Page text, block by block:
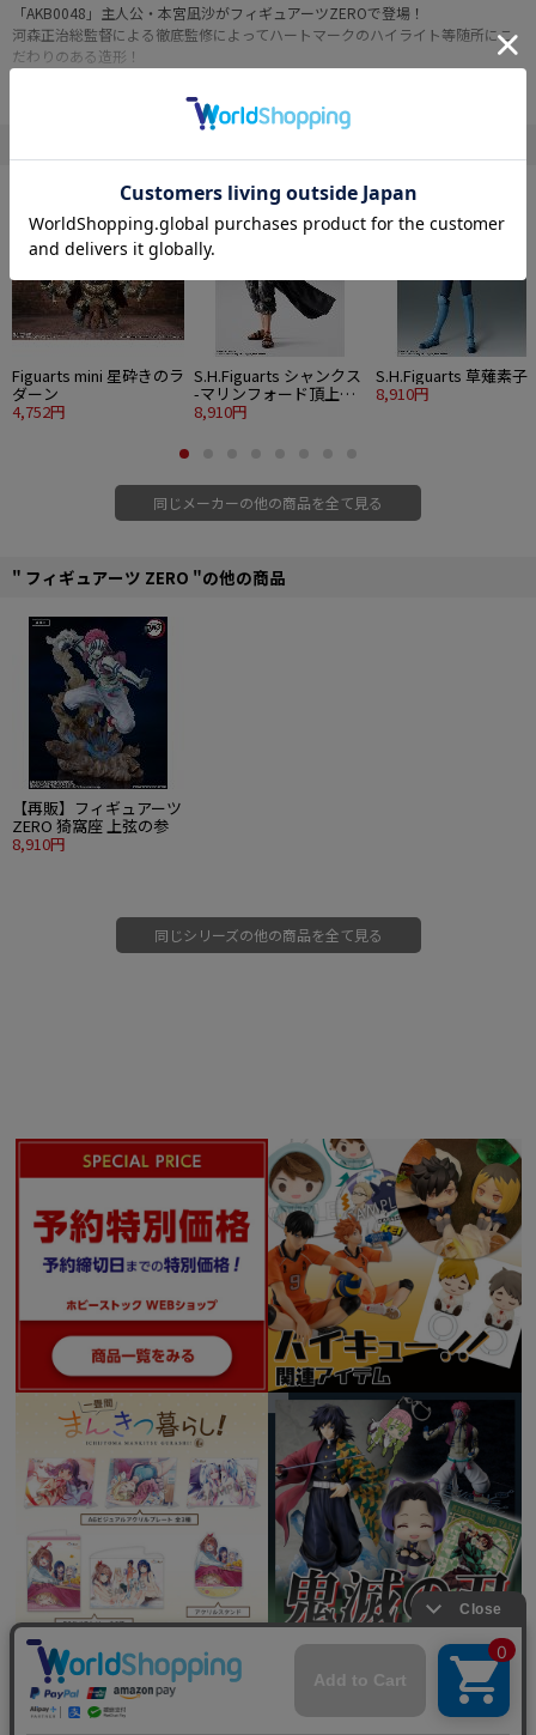
「AKB0048」主人公・本宮凪沙がフィギュアーツZEROで登場！
河森正治総監督による徹底監修によってハートマークのハイライト等随所にこ
だわりのある造形！
■セット内容
©サテライト/AKB0048製作委員会
Figuarts mini 星砕きのラ
ダーン
4,752円
S.H.Figuarts シャンクス
-マリンフォード頂上決
戦-
8,910円
S.H.Figuarts 草薙素子
8,910円
同じメーカーの他の商品を全て見る
" フィギュアーツ ZERO "の他の商品
【再販】フィギュアーツ
ZERO 猗窩座 上弦の参
8,910円
同じシリーズの他の商品を全て見る